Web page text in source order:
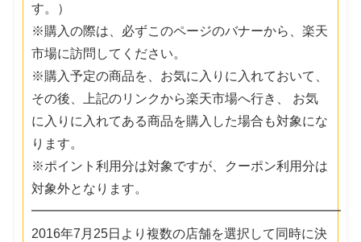
す。）
※購入の際は、必ずこのページのバナーから、楽天
市場に訪問してください。
※購入予定の商品を、お気に入りに入れておいて、
その後、上記のリンクから楽天市場へ行き、 お気
に入りに入れてある商品を購入した場合も対象にな
ります。
※ポイント利用分は対象ですが、クーポン利用分は
対象外となります。
━━━━━━━━━━━━━━━━━━━━━━━━
2016年7月25日より複数の店舗を選択して同時に決